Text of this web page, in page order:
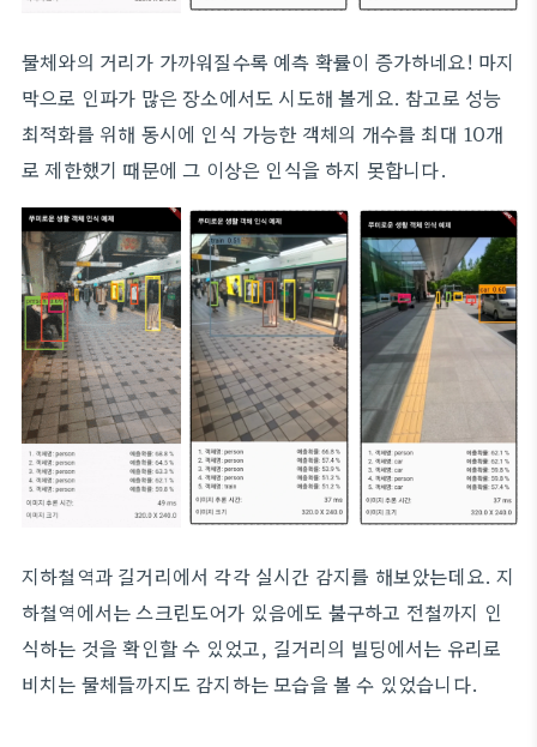
물체와의 거리가 가까워질수록 예측 확률이 증가하네요! 마지
막으로 인파가 많은 장소에서도 시도해 볼게요. 참고로 성능
최적화를 위해 동시에 인식 가능한 객체의 개수를 최대 10개
로 제한했기 때문에 그 이상은 인식을 하지 못합니다.
지하철역과 길거리에서 각각 실시간 감지를 해보았는데요. 지
하철역에서는 스크린도어가 있음에도 불구하고 전철까지 인
식하는 것을 확인할 수 있었고, 길거리의 빌딩에서는 유리로
비치는 물체들까지도 감지하는 모습을 볼 수 있었습니다.